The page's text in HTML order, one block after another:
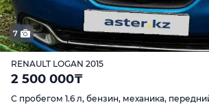
7
RENAULT LOGAN 2015
2 500 000₸
С пробегом 1.6 л, бензин, механика,